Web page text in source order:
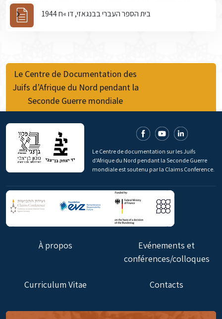
בית הספר העברי בבנגאזי, דו »ח 1944
Le Centre de Documentation des
Juifs d’Afrique du Nord pendant la
Seconde Guerre mondiale
Le Centre de documentation sur les Juifs
d'Afrique du Nord pendant la Seconde Guerre
mondiale est soutenu par la Claims Conference.
À propos
Evénements et
conférences/colloques
Curriculum Vitae Contacts